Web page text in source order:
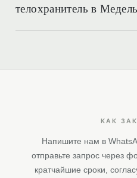
телохранитель в
КАК
Напишите нам в
отправьте запрос через
кратчайшие сроки,